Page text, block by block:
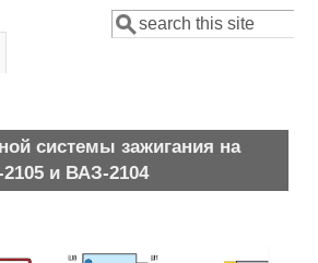
Форма поиска
Поиск
системы зажигания на
и ВАЗ-2104